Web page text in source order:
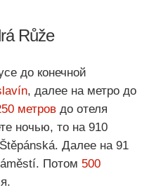
Růže
до конечной
, далее на метро до
метров до отеля
ночью, то на 910
Далее на 91
Потом 500